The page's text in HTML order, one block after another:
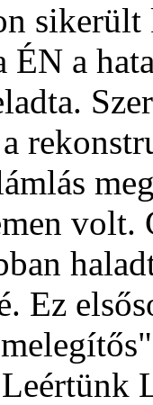
a
volt.
Ez